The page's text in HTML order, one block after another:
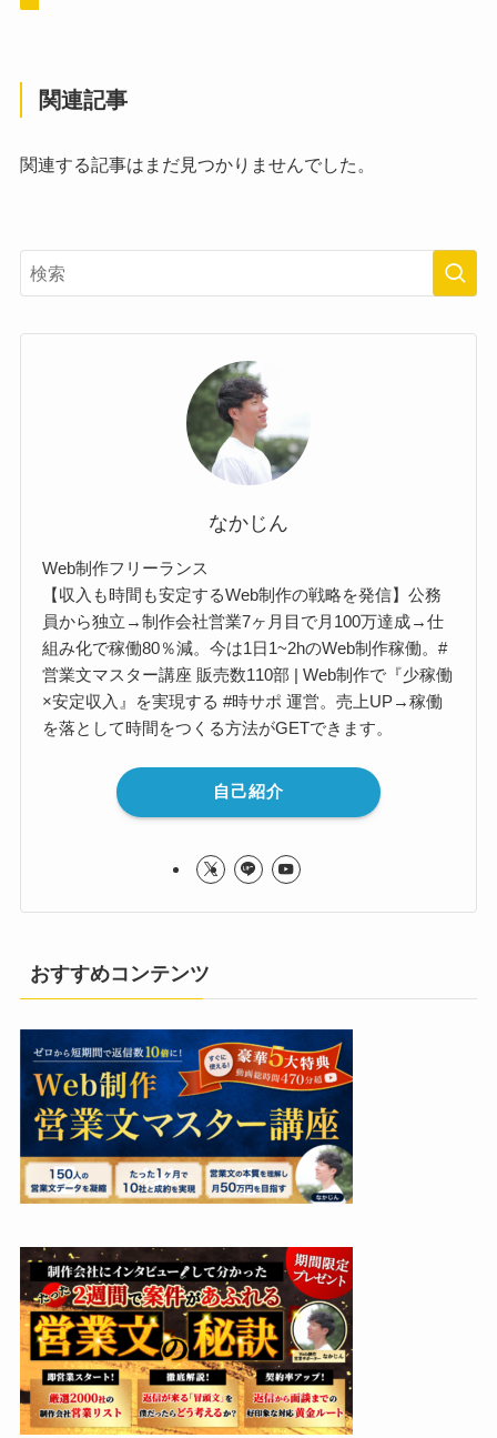
関連記事
関連する記事はまだ見つかりませんでした。
なかじん
Web制作フリーランス
【収入も時間も安定するWeb制作の戦略を発信】公務
員から独立→制作会社営業7ヶ月目で月100万達成→仕
組み化で稼働80％減。今は1日1~2hのWeb制作稼働。#
営業文マスター講座 販売数110部 | Web制作で『少稼働
×安定収入』を実現する #時サポ 運営。売上UP→稼働
を落として時間をつくる方法がGETできます。
自己紹介
おすすめコンテンツ